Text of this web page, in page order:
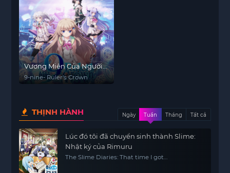
Vương Miện Của Người
Thống Trị
9-nine- Ruler's Crown
THỊNH HÀNH Ngày Tuần Tháng Tất cả
Lúc đó tôi đã chuyển sinh thành Slime:
Nhật ký của Rimuru
The Slime Diaries: That time I got